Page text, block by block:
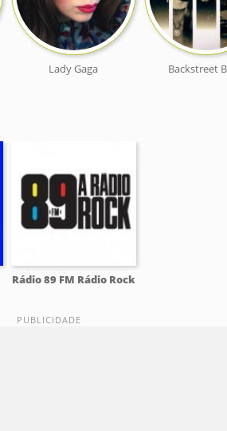
Lady Gaga Backstreet
Rádio 89 FM Rádio Rock